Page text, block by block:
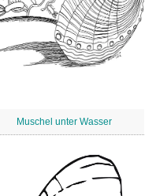
Muschel unter Wasser